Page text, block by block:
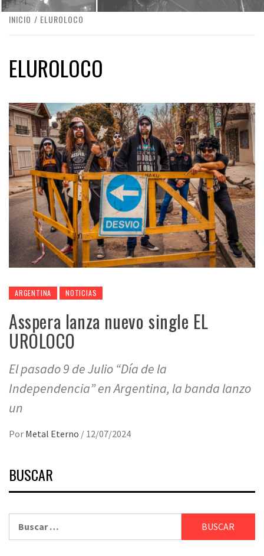
INICIO ELUROLOCO
ELUROLOCO
ARGENTINA NOTICIAS
Asspera lanza nuevo single EL
UROLOCO
El pasado 9 de Julio “Día de la
Independencia” en Argentina, la banda lanzo
un
Por Metal Eterno / 12/07/2024
BUSCAR